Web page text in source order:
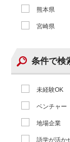
熊本県
宮崎県
条件で検
未経験OK
ベンチャー
地場企業
語学が活か